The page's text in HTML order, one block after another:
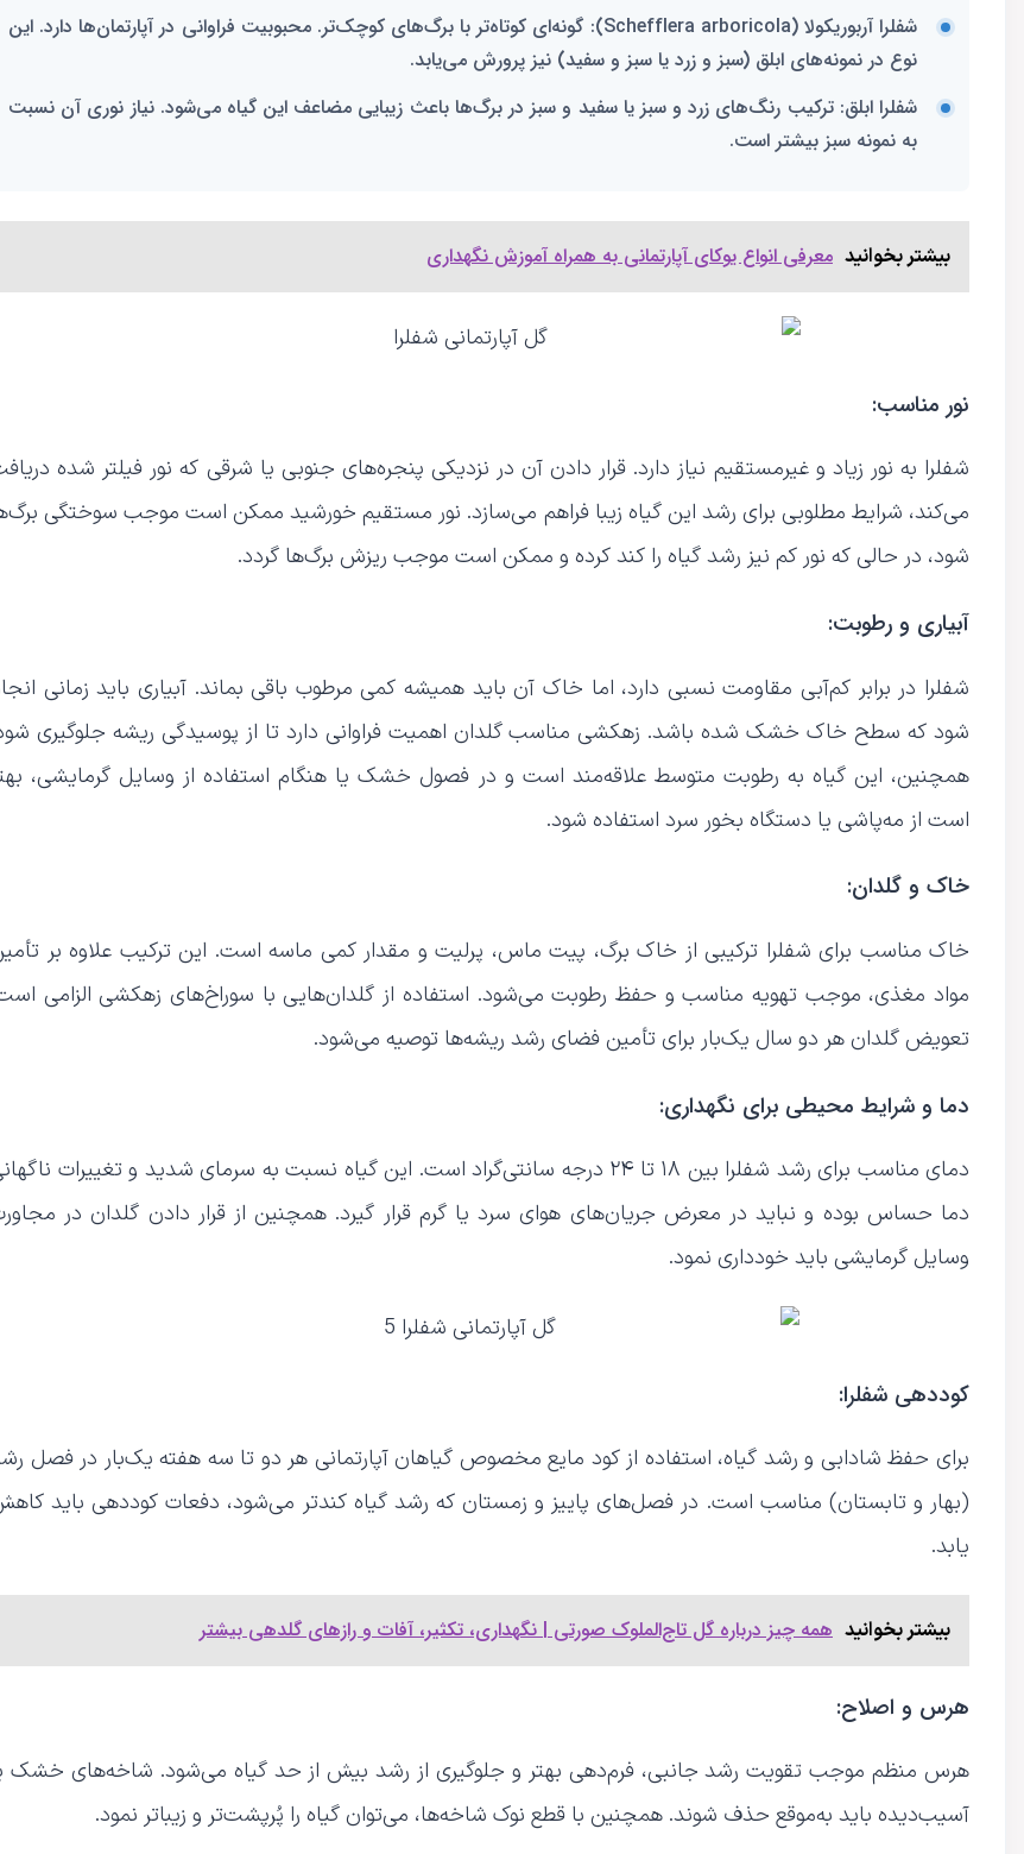
شفلرا آربوریکولا (Schefflera arboricola)
: گونه‌ای کوتاه‌تر با برگ‌های کوچک‌تر. محبوبیت فراوانی در آپارتمان‌ها دارد. این
نوع در نمونه‌های ابلق (سبز و زرد یا سبز و سفید) نیز پرورش می‌یابد.
شفلرا ابلق: ترکیب رنگ‌های زرد و سبز یا سفید و سبز در برگ‌ها باعث زیبایی مضاعف این گیاه می‌شود. نیاز نوری آن نسبت
به نمونه سبز بیشتر است.
بیشتر بخوانید معرفی انواع یوکای آپارتمانی به همراه آموزش نگهداری
نور مناسب:
شفلرا به نور زیاد و غیرمستقیم نیاز دارد. قرار دادن آن در نزدیکی پنجره‌های جنوبی یا شرقی که نور فیلتر شده
می‌کند، شرایط مطلوبی برای رشد این گیاه زیبا فراهم می‌سازد. نور مستقیم خورشید ممکن است موجب سوختگی
شود، در حالی که نور کم نیز رشد گیاه را کند کرده و ممکن است موجب ریزش برگ‌ها گردد.
آبیاری و رطوبت:
شفلرا در برابر کم‌آبی مقاومت نسبی دارد، اما خاک آن باید همیشه کمی مرطوب باقی بماند. آبیاری باید زمانی
شود که سطح خاک خشک شده باشد. زهکشی مناسب گلدان اهمیت فراوانی دارد تا از پوسیدگی ریشه جلوگیری
همچنین، این گیاه به رطوبت متوسط علاقه‌مند است و در فصول خشک یا هنگام استفاده از وسایل گرمایشی،
است از مه‌پاشی یا دستگاه بخور سرد استفاده شود.
خاک و گلدان:
خاک مناسب برای شفلرا ترکیبی از خاک برگ، پیت ماس، پرلیت و مقدار کمی ماسه است. این ترکیب علاوه بر
مواد مغذی، موجب تهویه مناسب و حفظ رطوبت می‌شود. استفاده از گلدان‌هایی با سوراخ‌های زهکشی الزامی
تعویض گلدان هر دو سال یک‌بار برای تأمین فضای رشد ریشه‌ها توصیه می‌شود.
دما و شرایط محیطی برای نگهداری:
دمای مناسب برای رشد شفلرا بین ۱۸ تا ۲۴ درجه سانتی‌گراد است. این گیاه نسبت به سرمای شدید و تغییرات
دما حساس بوده و نباید در معرض جریان‌های هوای سرد یا گرم قرار گیرد. همچنین از قرار دادن گلدان در
وسایل گرمایشی باید خودداری نمود.
کوددهی شفلرا:
برای حفظ شادابی و رشد گیاه، استفاده از کود مایع مخصوص گیاهان آپارتمانی هر دو تا سه هفته یک‌بار در فصل
(بهار و تابستان) مناسب است. در فصل‌های پاییز و زمستان که رشد گیاه کندتر می‌شود، دفعات کوددهی باید
یابد.
بیشتر بخوانید همه چیز درباره گل تاج‌الملوک صورتی | نگهداری، تکثیر، آفات و رازهای گلدهی بیشتر
هرس و اصلاح:
هرس منظم موجب تقویت رشد جانبی، فرم‌دهی بهتر و جلوگیری از رشد بیش از حد گیاه می‌شود. شاخه‌های خشک
آسیب‌دیده باید به‌موقع حذف شوند. همچنین با قطع نوک شاخه‌ها، می‌توان گیاه را پُرپشت‌تر و زیباتر نمود.